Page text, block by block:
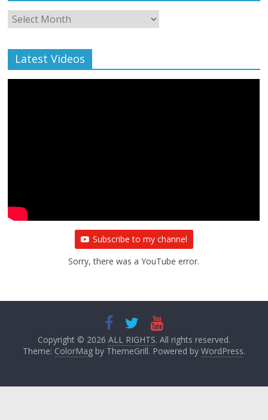
Monthly
Archive
Latest Videos
Subscribe to my channel
Sorry, there was a YouTube error.
Copyright © 2026 ALL RIGHTS. All rights reserved.
Theme: ColorMagby ThemeGrill. Powered by WordPress.